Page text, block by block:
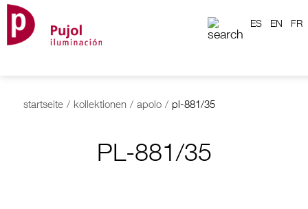
ES EN FR
startseite / kollektionen / apolo / pl-881/35
PL-881/35